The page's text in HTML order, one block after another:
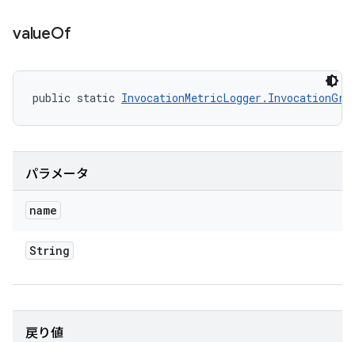
valueOf
public static
パラメータ
name
String
戻り値